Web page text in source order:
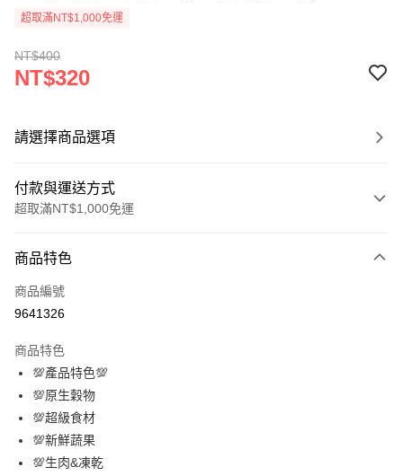
超取滿NT$1,000免運
NT$400
NT$320
請選擇商品選項
付款與運送方式
超取滿NT$1,000免運
信用卡一次付款
超商取貨付款
Apple Pay
街口支付
悠遊付
ATM付款
商品特色
商品編號
9641326
商品特色
💯產品特色💯
💯原生穀物
💯超級食材
💯新鮮蔬果
💯生肉&凍乾